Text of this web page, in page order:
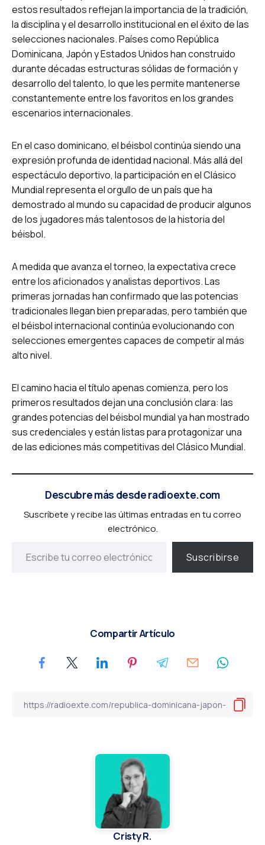
estos resultados reflejan la importancia de la tradición,
la disciplina y el desarrollo institucional en el éxito de las
selecciones nacionales. Países como República
Dominicana, Japón y Estados Unidos han construido
durante décadas estructuras sólidas de formación y
desarrollo del talento, lo que les permite mantenerse
constantemente entre los favoritos en los grandes
escenarios internacionales.
En el caso dominicano, el béisbol continúa siendo una
expresión profunda de identidad nacional. Más allá del
espectáculo deportivo, la participación en el Clásico
Mundial representa el orgullo de un país que ha
demostrado al mundo su capacidad de producir algunos
de los jugadores más talentosos de la historia del
béisbol.
A medida que avanza el torneo, la expectativa crece
entre los aficionados y analistas deportivos. Las
primeras jornadas han confirmado que las potencias
tradicionales llegan bien preparadas, pero también que
el béisbol internacional continúa evolucionando con
selecciones emergentes capaces de competir al más
alto nivel.
El camino hacia el título apenas comienza, pero los
primeros resultados dejan una conclusión clara: las
grandes potencias del béisbol mundial ya han mostrado
sus credenciales y están listas para protagonizar una
de las ediciones más competitivas del Clásico Mundial.
Descubre más desde radioexte.com
Suscríbete y recibe las últimas entradas en tu correo
electrónico.
Suscribirse
Compartir Artículo
Cristy R.